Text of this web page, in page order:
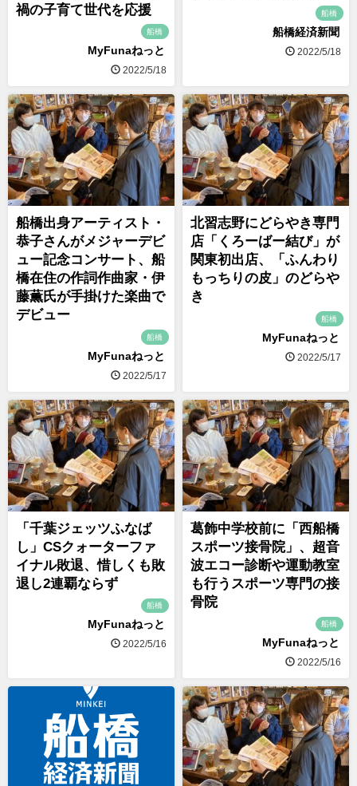
禍の子育て世代を応援
船橋
MyFunaねっと
2022/5/18
船橋
船橋経済新聞
2022/5/18
船橋出身アーティスト・
恭子さんがメジャーデビ
ュー記念コンサート、船
橋在住の作詞作曲家・伊
藤薫氏が手掛けた楽曲で
デビュー
船橋
MyFunaねっと
2022/5/17
北習志野にどらやき専門
店「くろーばー結び」が
関東初出店、「ふんわり
もっちりの皮」のどらや
き
船橋
MyFunaねっと
2022/5/17
「千葉ジェッツふなば
し」CSクォーターファ
イナル敗退、惜しくも敗
退し2連覇ならず
船橋
MyFunaねっと
2022/5/16
葛飾中学校前に「西船橋
スポーツ接骨院」、超音
波エコー診断や運動教室
も行うスポーツ専門の接
骨院
船橋
MyFunaねっと
2022/5/16